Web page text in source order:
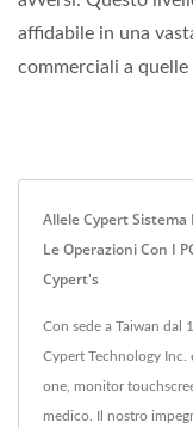
affidabile in una
commerciali a
Allele Cypert
Le Operazioni Con I
Cypert's
Con sede a Taiwan dal
Cypert Technology Inc.
one, monitor
medico. Il nostro